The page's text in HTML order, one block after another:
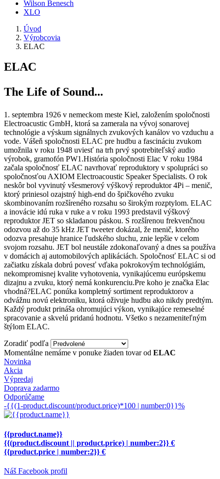
Wilson Benesch
XLO
Úvod
Výrobcovia
ELAC
ELAC
The Life of Sound...
1. septembra 1926 v nemeckom meste Kiel, založením spoločnosti
Electroacustic GmbH, ktorá sa zamerala na vývoj sonarovej
technológie a výskum signálnych zvukových kanálov vo vzduchu a
vode. Vášeň spoločnosti ELAC pre hudbu a fascináciu zvukom
umožnila v roku 1948 uviesť na trh prvý spotrebiteľský audio
výrobok, gramofón PW1.História spoločnosti Elac V roku 1984
začala spoločnosť ELAC navrhovať reproduktory v spolupráci so
spoločnosťou AXIOM Electroacoustic Speaker Specialists. O rok
neskôr bol vyvinutý všesmerový výškový reproduktor 4Pi – menič,
ktorý priniesol ozajstný high-end do špičkového zvuku
skombinovaním rozšíreného rozsahu so širokým rozptylom. ELAC
a inovácie idú ruka v ruke a v roku 1993 predstavil výškový
reproduktor JET so skladanou páskou. S rozšírenou frekvenčnou
odozvou až do 35 kHz JET tweeter dokázal, že menič, ktorého
odozva presahuje hranice ľudského sluchu, znie lepšie v celom
svojom rozsahu. JET bol neustále zdokonaľovaný a dnes sa používa
v domácich aj automobilových aplikáciách. Spoločnosť ELAC si od
začiatku získala dobrú povesť vďaka pokrokovým technológiám,
nekompromisnej kvalite vyhotovenia, vynikajúcemu európskemu
dizajnu a zvuku, ktorý nemá konkurenciu.Pre koho je značka Elac
vhodná?ELAC ponúka kompletný sortiment reproduktorov a
odvážnu novú elektroniku, ktorá oživuje hudbu ako nikdy predtým.
Každý produkt prináša ohromujúci výkon, vynikajúce remeselné
spracovanie a skvelú pridanú hodnotu. Všetko s nezameniteľným
štýlom ELAC.
Zoradiť podľa
Momentálne nemáme v ponuke žiaden tovar od ELAC
Novinka
Akcia
Výpredaj
Doprava zadarmo
Odporúčame
-{{(1-product.discount/product.price)*100 | number:0}}%
{{product.name}}
{{(product.discount || product.price) | number:2}} €
{{product.price | number:2}} €
Náš Facebook profil